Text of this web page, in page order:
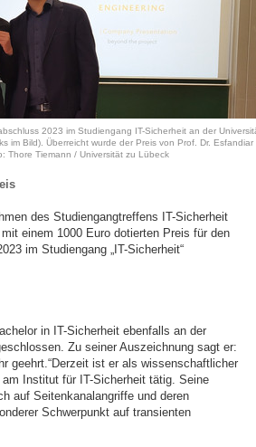
2023 im Studiengang IT-Sicherheit an der
im Bild). Überreicht wurde der Preis von Prof. Dr. Esfandiar
Thore Tiemann / Universität zu Lübeck
des Studiengangtreffens IT-Sicherheit
einem 1000 Euro dotierten Preis für den
im Studiengang „IT-Sicherheit“
in IT-Sicherheit ebenfalls an der
Zu seiner Auszeichnung sagt er:
geehrt.“Derzeit ist er als wissenschaftlicher
am Institut für IT-Sicherheit tätig. Seine
auf Seitenkanalangriffe und deren
Schwerpunkt auf transienten